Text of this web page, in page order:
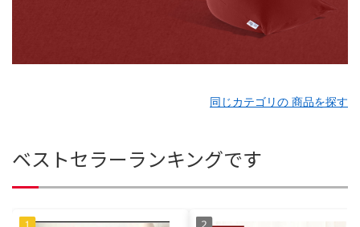
同じカテゴリの 商品を探す
ベストセラーランキングです